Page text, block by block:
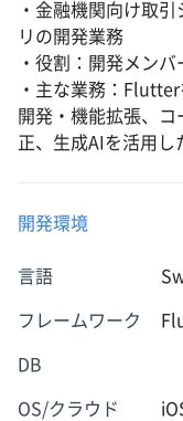
・金融機関向け取
リの開発業務
・役割：開発メンバ
・主な業務：
開発・機能拡張、
正、生成AIを活用し
開発環境
言語
フレームワーク
DB
OS/クラウド